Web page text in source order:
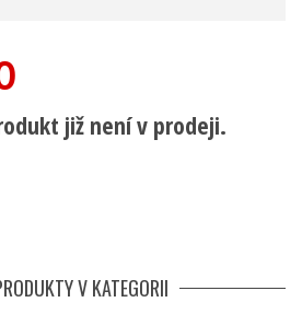
již není v prodeji.
V KATEGORII